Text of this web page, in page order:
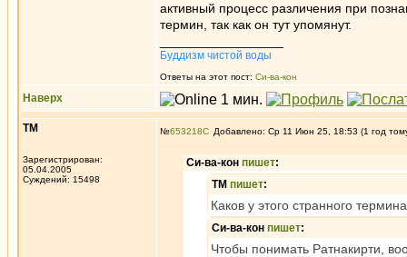
активный процесс различения при
термин, так как он тут упомянут.
Буддизм чистой воды
Ответы на этот пост: Си-ва-кон
Наверх
ТМ
Зарегистрирован:
05.04.2005
Суждений: 15498
№653218 Добавлено: Ср 11 Июн 25, 18:53 (1 год
Си-ва-кон пишет:
ТМ пишет:
Каков у этого странного
Си-ва-кон пишет:
Чтобы понимать Ратнакирти,